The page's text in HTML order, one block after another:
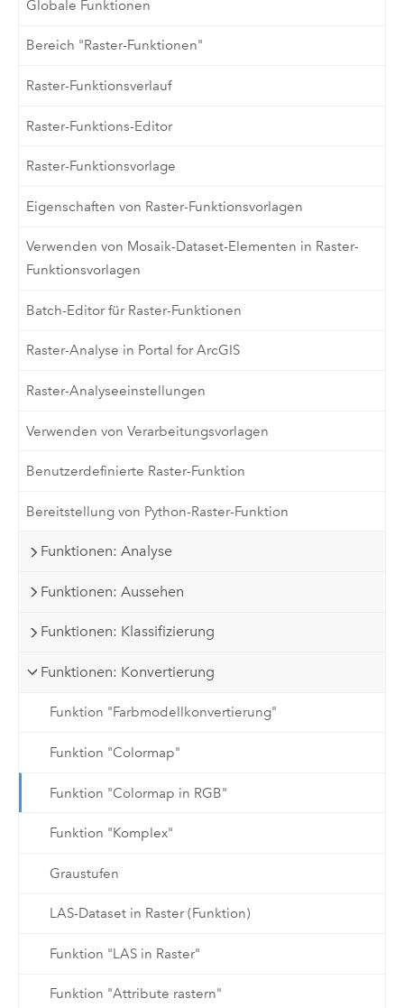
Globale Funktionen
Bereich "Raster-Funktionen"
Raster-Funktionsverlauf
Raster-Funktions-Editor
Raster-Funktionsvorlage
Eigenschaften von Raster-Funktionsvorlagen
Verwenden von Mosaik-Dataset-Elementen in Raster-
Funktionsvorlagen
Batch-Editor für Raster-Funktionen
Raster-Analyse in Portal for ArcGIS
Raster-Analyseeinstellungen
Verwenden von Verarbeitungsvorlagen
Benutzerdefinierte Raster-Funktion
Bereitstellung von Python-Raster-Funktion
Funktionen: Analyse
Funktionen: Aussehen
Funktionen: Klassifizierung
Funktionen: Konvertierung
Funktion "Farbmodellkonvertierung"
Funktion "Colormap"
Funktion "Colormap in RGB"
Funktion "Komplex"
Graustufen
LAS-Dataset in Raster (Funktion)
Funktion "LAS in Raster"
Funktion "Attribute rastern"